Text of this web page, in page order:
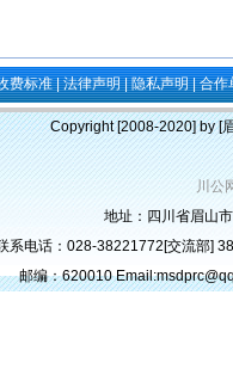
费标准|法律声明|隐私声明|合作
Copyright [2008-2020] by [
川公
地址：四川省眉山
系电话：028-38221772[交流部]
邮编：620010